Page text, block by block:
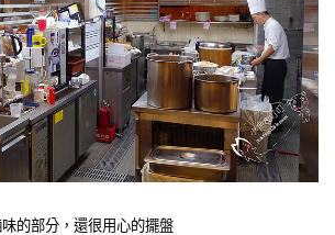
的部分，還很用心的擺盤